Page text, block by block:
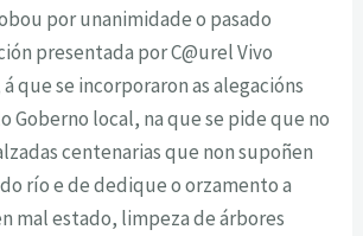
por unanimidade o pasado
presentada por C@urel Vivo
que se incorporaron as alegacións
Goberno local, na que se pide que no
centenarias que non supoñen
río e de dedique o orzamento a
mal estado, limpeza de árbores